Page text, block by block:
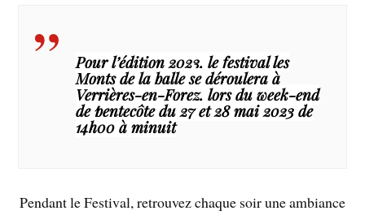
Pour l’édition 2023, le festival les
Monts de la balle se déroulera à
Verrières-en-Forez, lors du week-end
de pentecôte du 27 et 28 mai 2023 de
14h00 à minuit
Pendant le Festival, retrouvez chaque soir une ambiance